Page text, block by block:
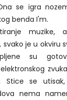
se igra
benda I'm.
muzike,
je u okviru
su
Stice se
nema